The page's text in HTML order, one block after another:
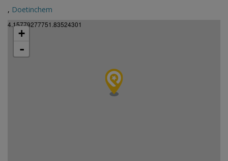
, Doetinchem
4.15779277751.83524301
+
-